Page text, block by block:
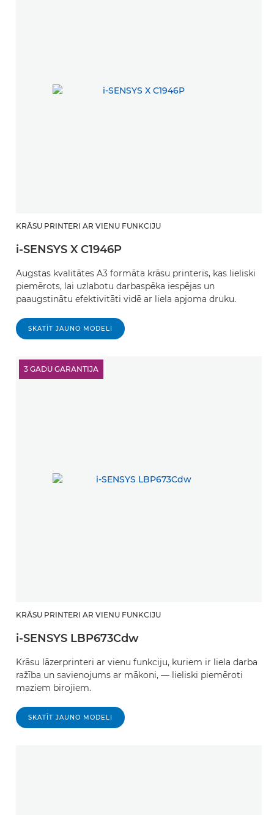
KRĀSU PRINTERI AR VIENU FUNKCIJU
i-SENSYS X C1946P
Augstas kvalitātes A3 formāta krāsu printeris, kas lieliski
piemērots, lai uzlabotu darbaspēka iespējas un
paaugstinātu efektivitāti vidē ar liela apjoma druku.
SKATĪT JAUNO MODELI
3 GADU GARANTIJA
KRĀSU PRINTERI AR VIENU FUNKCIJU
i-SENSYS LBP673Cdw
Krāsu lāzerprinteri ar vienu funkciju, kuriem ir liela darba
ražība un savienojums ar mākoni, — lieliski piemēroti
maziem birojiem.
SKATĪT JAUNO MODELI